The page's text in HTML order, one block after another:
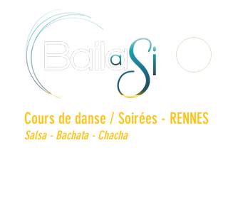
Cours de danse / Soirées - RENNES
Salsa - Bachata - Chacha